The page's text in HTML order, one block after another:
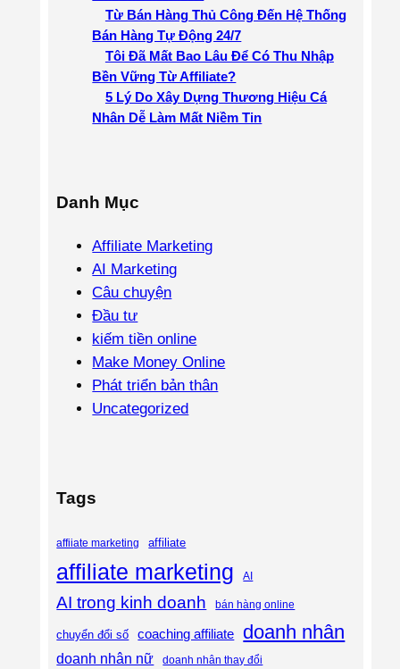
Từ Bán Hàng Thủ Công Đến Hệ Thống
Bán Hàng Tự Động 24/7
Tôi Đã Mất Bao Lâu Để Có Thu Nhập
Bền Vững Từ Affiliate?
5 Lý Do Xây Dựng Thương Hiệu Cá
Nhân Dễ Làm Mất Niềm Tin
Danh Mục
Affiliate Marketing
AI Marketing
Câu chuyện
Đầu tư
kiếm tiền online
Make Money Online
Phát triển bản thân
Uncategorized
Tags
affiiate marketing affiliate
affiliate marketing AI
AI trong kinh doanh bán hàng online
chuyển đổi số coaching affiliate doanh nhân
doanh nhân nữ doanh nhân thay đổi